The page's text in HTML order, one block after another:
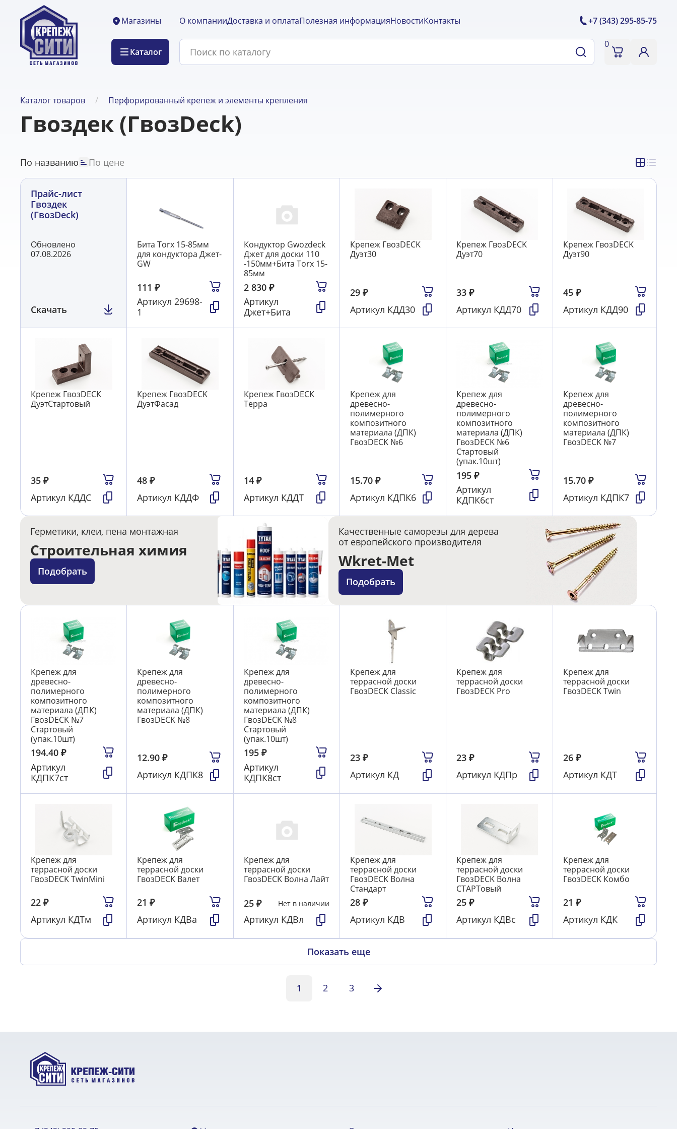
Магазины
Каталог
О компанииДоставка и оплатаПолезная информацияНовостиКонтакты +7 (343) 295-85-75
0
Каталог товаров Перфорированный крепеж и элементы крепления
Гвоздек (ГвозDeck)
По названию По цене
Прайс-лист
Гвоздек
(ГвозDeck)
Обновлено
07.08.2026
Скачать
Бита Torx 15-85мм
для кондуктора Джет-
GW
111₽
Артикул29698-
1
Кондуктор Gwozdeck
Джет для доски 110
-150мм+Бита Torx 15-
85мм
2 830 ₽
Артикул
Джет+Бита
Крепеж ГвозDECK
Дуэт30
29 ₽
Артикул КДД30
Крепеж ГвозDECK
Дуэт70
33₽
Артикул КДД70
Крепеж ГвозDECK
Дуэт90
45 ₽
Артикул КДД90
Крепеж ГвозDECK
ДуэтСтартовый
35 ₽
Артикул КДДС
Крепеж ГвозDECK
ДуэтФасад
48₽
Артикул КДДФ
Крепеж ГвозDECK
Терра
14 ₽
Артикул КДДТ
Крепеж для
древесно-
полимерного
композитного
материала (ДПК)
ГвозDECK №6
15.70 ₽
Артикул КДПК6
Крепеж для
древесно-
полимерного
композитного
материала (ДПК)
ГвозDECK №6
Стартовый
(упак.10шт)
195₽
Артикул
КДПК6ст
Крепеж для
древесно-
полимерного
композитного
материала (ДПК)
ГвозDECK №7
15.70 ₽
Артикул КДПК7
Герметики, клеи, пена монтажная
Строительная химия
Подобрать
Качественные саморезы для дерева
от европейского производителя
Wkret-Met
Подобрать
Крепеж для
древесно-
полимерного
композитного
материала (ДПК)
ГвозDECK №7
Стартовый
(упак.10шт)
194.40 ₽
Артикул
КДПК7ст
Крепеж для
древесно-
полимерного
композитного
материала (ДПК)
ГвозDECK №8
12.90₽
Артикул КДПК8
Крепеж для
древесно-
полимерного
композитного
материала (ДПК)
ГвозDECK №8
Стартовый
(упак.10шт)
195 ₽
Артикул
КДПК8ст
Крепеж для
террасной доски
ГвозDECK Classic
23 ₽
Артикул КД
Крепеж для
террасной доски
ГвозDECK Pro
23₽
Артикул КДПр
Крепеж для
террасной доски
ГвозDECK Twin
26 ₽
Артикул КДТ
Крепеж для
террасной доски
ГвозDECK TwinMini
22 ₽
Артикул КДТм
Крепеж для
террасной доски
ГвозDECK Валет
21₽
Артикул КДВа
Крепеж для
террасной доски
ГвозDECK Волна Лайт
25 ₽ Нет в наличии
Артикул КДВл
Крепеж для
террасной доски
ГвозDECK Волна
Стандарт
28 ₽
Артикул КДВ
Крепеж для
террасной доски
ГвозDECK Волна
СТАРТовый
25₽
Артикул КДВс
Крепеж для
террасной доски
ГвозDECK Комбо
21 ₽
Артикул КДК
Показать еще
1 2 3